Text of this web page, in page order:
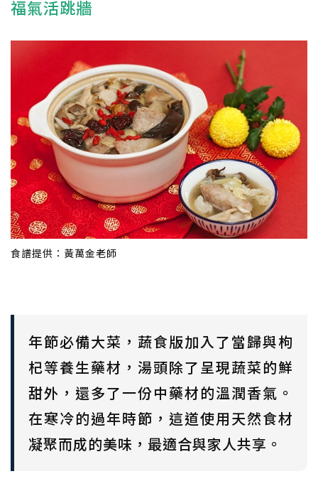
福氣活跳牆
食譜提供：黃萬金老師
年節必備大菜，蔬食版加入了當歸與枸
杞等養生藥材，湯頭除了呈現蔬菜的鮮
甜外，還多了一份中藥材的溫潤香氣。
在寒冷的過年時節，這道使用天然食材
凝聚而成的美味，最適合與家人共享。